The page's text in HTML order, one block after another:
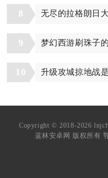
8 无尽的拉格朗日
9 梦幻西游刷珠子
10 升级攻城掠地战
Copyright © 2018-2026
蓝林安卓网 版权所有